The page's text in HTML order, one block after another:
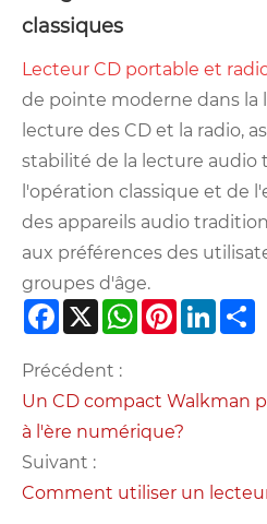
classiques
Lecteur CD portable et
de pointe moderne dans la
lecture des CD et la radio,
stabilité de la lecture
l'opération classique et de
des appareils audio
aux préférences des
groupes d'âge.
Facebook
X WhatsApp
Pinterest
Précédent :
Un CD compact Walkman
à l'ère numérique?
Suivant :
Comment utiliser un